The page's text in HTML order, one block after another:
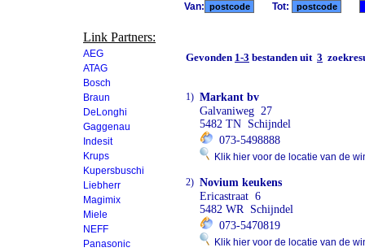
Link Partners:
AEG
ATAG
Bosch
Braun
DeLonghi
Gaggenau
Indesit
Krups
Kupersbuschi
Liebherr
Magimix
Miele
NEFF
Panasonic
Van: Tot:
Gevonden 1-3 bestanden uit 3
1) Markant bv
Galvaniweg 27
5482 TN Schijndel
073-5498888
Klik hier voor de locatie van de
2) Novium keukens
Ericastraat 6
5482 WR Schijndel
073-5470819
Klik hier voor de locatie van de